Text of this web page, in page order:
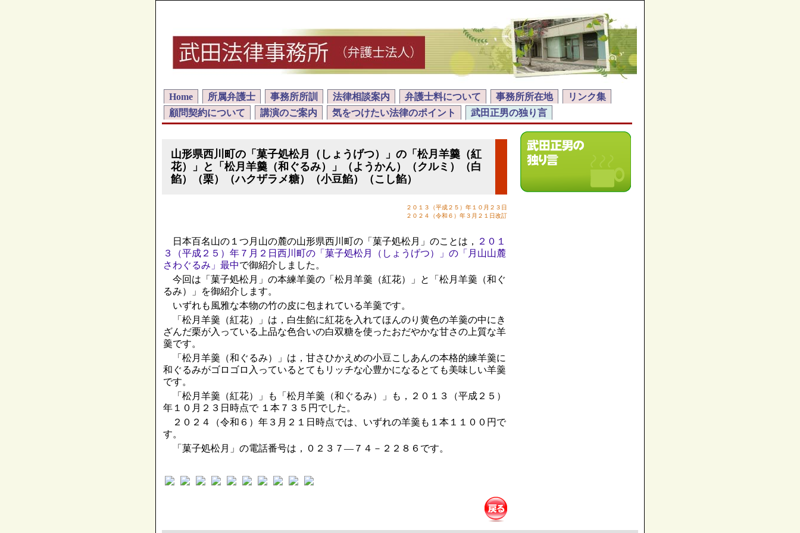
Home 所属弁護士 事務所所訓 法律相談案内 弁護士料について 事務所所在地
リンク集
顧問契約について
講演のご案内 気をつけたい法律のポイント 武田正男の独り言
山形県西川町の「菓子処松月（しょうげつ）」の「松月羊羹（紅
花）」と「松月羊羹（和ぐるみ）」（ようかん）（クルミ）（白
餡）（栗）（ハクザラメ糖）（小豆餡）（こし餡）
２０１３（平成２５）年１０月２３日
２０２４（令和６）年３月２１日改訂
日本百名山の１つ月山の麓の山形県西川町の「菓子処松月」のことは，
２０１
３（平成２５）年７月２日西川町の「菓子処松月（しょうげつ）」の「月山山麓
さわぐるみ」最中で御紹介しました。
今回は「菓子処松月」の本練羊羹の「松月羊羹（紅花）」と「松月羊羹（和ぐ
るみ）」を御紹介します。
いずれも風雅な本物の竹の皮に包まれている羊羹です。
「松月羊羹（紅花）」は，白生餡に紅花を入れてほんのり黄色の羊羹の中にき
ざんだ栗が入っている上品な色合いの白双糖を使ったおだやかな甘さの上質な羊
羹です。
「松月羊羹（和ぐるみ）」は，甘さひかえめの小豆こしあんの本格的練羊羹に
和ぐるみがゴロゴロ入っているとてもリッチな心豊かになるとても美味しい羊羹
です。
「松月羊羹（紅花）」も「松月羊羹（和ぐるみ）」も，２０１３（平成２５）
年１０月２３日時点で １本７３５円でした。
２０２４（令和６）年３月２１日時点では、いずれの羊羹も１本１１００円で
す。
「菓子処松月」の電話番号は，０２３７―７４－２２８６です。